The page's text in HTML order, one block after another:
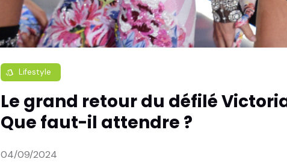
style Lifestyle
Le grand retour du défilé
Que faut-il attendre ?
04/09/2024